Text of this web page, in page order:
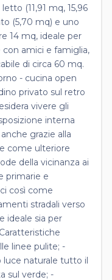
(11,91 mq, 15,96
(5,70 mq) e uno
14 mq, ideale per
amici e famiglia,
di circa 60 mq.
- cucina open
privato sul retro
vivere gli
interna
grazie alla
come ulteriore
della vicinanza ai
primarie e
così come
stradali verso
ideale sia per
linee pulite; -
luce naturale tutto il
sul verde; -